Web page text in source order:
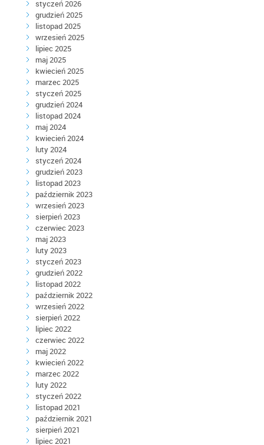
styczeń 2026
grudzień 2025
listopad 2025
wrzesień 2025
lipiec 2025
maj 2025
kwiecień 2025
marzec 2025
styczeń 2025
grudzień 2024
listopad 2024
maj 2024
kwiecień 2024
luty 2024
styczeń 2024
grudzień 2023
listopad 2023
październik 2023
wrzesień 2023
sierpień 2023
czerwiec 2023
maj 2023
luty 2023
styczeń 2023
grudzień 2022
listopad 2022
październik 2022
wrzesień 2022
sierpień 2022
lipiec 2022
czerwiec 2022
maj 2022
kwiecień 2022
marzec 2022
luty 2022
styczeń 2022
listopad 2021
październik 2021
sierpień 2021
lipiec 2021